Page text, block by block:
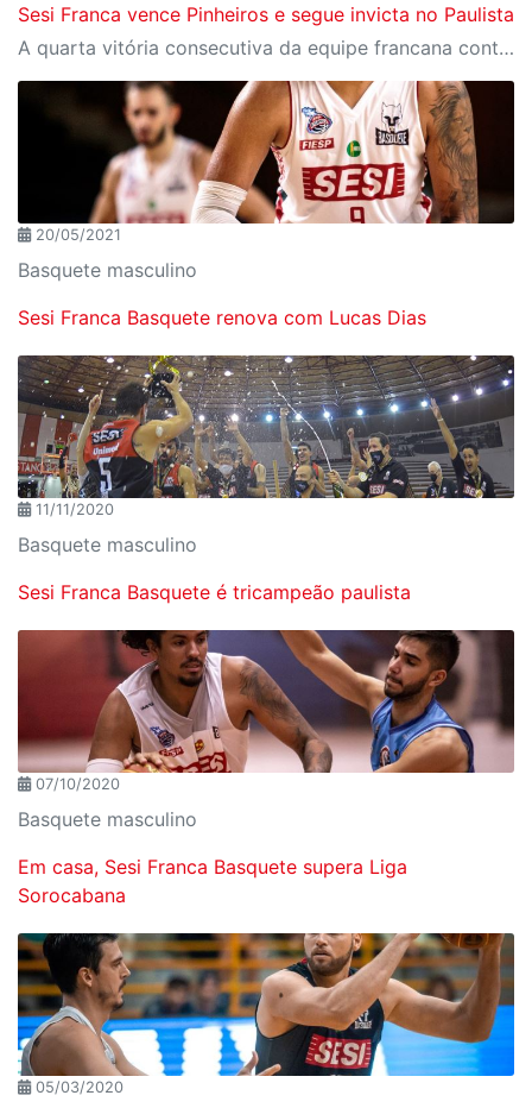
Sesi Franca vence Pinheiros e segue invicta no Paulista
A quarta vitória consecutiva da equipe francana contou com estreia de David Jackson e Georginho de Paula
20/05/2021
Basquete masculino
Sesi Franca Basquete renova com Lucas Dias
11/11/2020
Basquete masculino
Sesi Franca Basquete é tricampeão paulista
07/10/2020
Basquete masculino
Em casa, Sesi Franca Basquete supera Liga
Sorocabana
05/03/2020